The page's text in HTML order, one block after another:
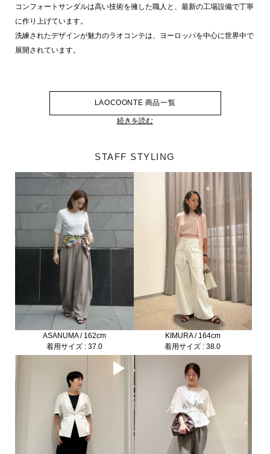
コンフォートサンダルは高い技術を擁した職人と、最新の工場設備で丁寧
に作り上げています。
洗練されたデザインが魅力のラオコンテは、ヨーロッパを中心に世界中で
展開されています。
LAOCOONTE 商品一覧
続きを読む
STAFF STYLING
ASANUMA / 162cm
着用サイズ : 37.0
KIMURA / 164cm
着用サイズ : 38.0